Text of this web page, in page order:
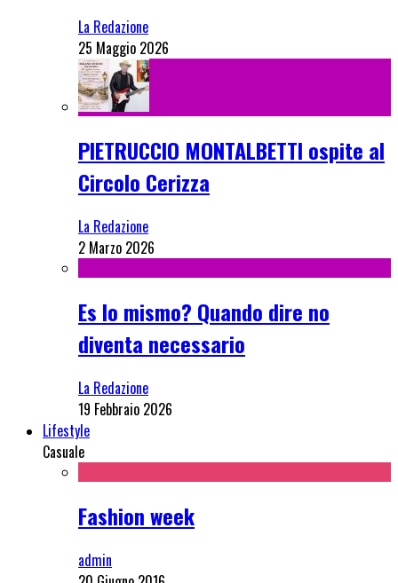
La Redazione
25 Maggio 2026
PIETRUCCIO MONTALBETTI ospite al
Circolo Cerizza
La Redazione
2 Marzo 2026
Es lo mismo? Quando dire no
diventa necessario
La Redazione
19 Febbraio 2026
Lifestyle
Casuale
Fashion week
admin